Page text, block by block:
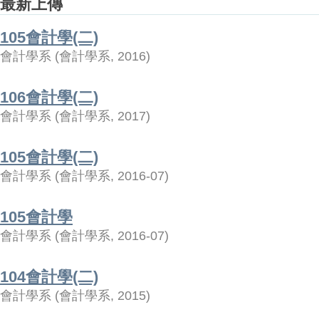
最新上傳
105會計學(二)
會計學系 (會計學系, 2016)
106會計學(二)
會計學系 (會計學系, 2017)
105會計學(二)
會計學系 (會計學系, 2016-07)
105會計學
會計學系 (會計學系, 2016-07)
104會計學(二)
會計學系 (會計學系, 2015)